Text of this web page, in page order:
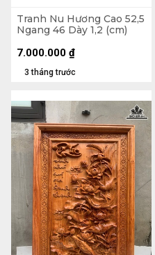
Tranh Nu Hương Cao 52,5
Ngang 46 Dày 1,2 (cm)
3 tháng trước
7.000.000 ₫